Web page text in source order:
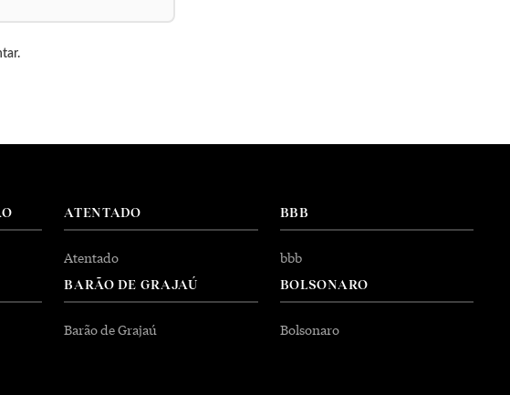
ATENTADO
Atentado
BARÃO DE GRAJAÚ
Barão de Grajaú
BBB
bbb
BOLSONARO
Bolsonaro